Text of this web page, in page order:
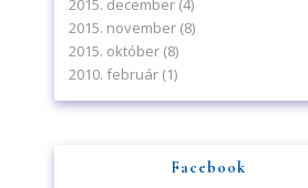
2015. december(4)
2015. november(8)
2015. október(8)
2010. február(1)
Facebook